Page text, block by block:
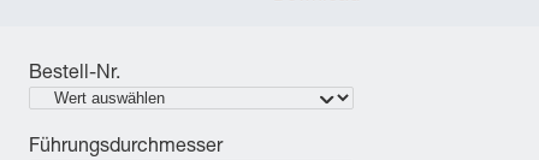
Bestell-Nr.
Führungsdurchmesser